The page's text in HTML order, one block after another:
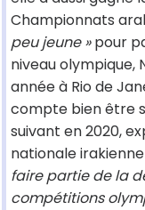
Championnats
peu jeune »pour
niveau olympique,
année à Rio de
compte bien être
suivant en 2020,
nationale
faire partie de la
compétitions